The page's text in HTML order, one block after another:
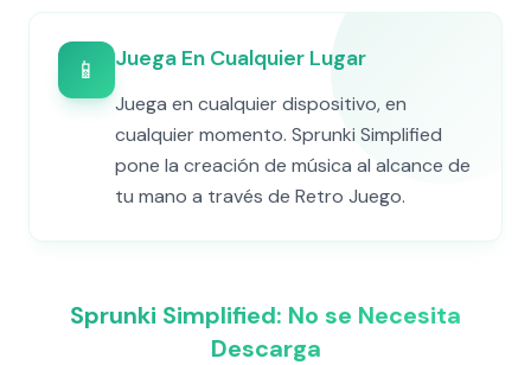
📱 Juega En Cualquier Lugar
Juega en cualquier dispositivo, en
cualquier momento. Sprunki Simplified
pone la creación de música al alcance de
tu mano a través de Retro Juego.
Sprunki Simplified: No se Necesita
Descarga